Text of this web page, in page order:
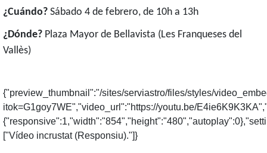
¿Cuándo? Sábado 4 de febrero, de 10h a 13h
¿Dónde? Plaza Mayor de Bellavista (Les Franqueses del
Vallès)
{"preview_thumbnail":"/sites/serviastro/files/styles/
itok=G1goy7WE","video_url":"https://youtu.be/
["Vídeo incrustat (Responsiu)."]}